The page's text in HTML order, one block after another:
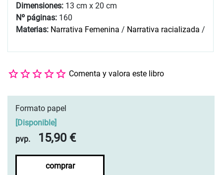
Dimensiones: 13 cm x 20 cm
Nº páginas: 160
Materias: Narrativa Femenina / Narrativa racializada /
Comenta y valora este libro
Formato papel
Disponible]
pvp.
15,90 €
comprar